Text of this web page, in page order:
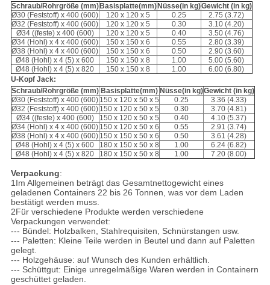
Schraub/Rohrgröße (mm) Basisplatte(mm) Nüsse(in kg)Gewicht (in kg)
Ø30 (Feststoff) x 400 (600)
120 x 120 x 5 0.25
2.75 (3.72)
Ø32 (Feststoff) x 400 (600)
120 x 120 x 5 0.30
3.10 (4.20)
Ø34 ((feste) x 400 (600)
120 x 120 x 5 0.40
3.50 (4.76)
Ø34 (Hohl) x 4 x 400 (600)
150 x 150 x 6 0.55
2.80 (3.39)
Ø38 (Hohl) x 4 x 400 (600)
150 x 150 x 6 0.50
2.90 (3.60)
Ø48 (Hohl) x 4 (5) x 600
150 x 150 x 8 1.00
5.00 (5.60)
Ø48 (Hohl) x 4 (5) x 820
150 x 150 x 8 1.00
6.00 (6.80)
U-Kopf Jack:
Schraub/Rohrgröße (mm) Basisplatte(mm) Nüsse(in kg)Gewicht (in kg)
Ø30 (Feststoff) x 400 (600) 150 x 120 x 50 x 5 0.25
3.36 (4.33)
Ø32 (Feststoff) x 400 (600) 150 x 120 x 50 x 5 0.30
3.70 (4.81)
Ø34 ((feste) x 400 (600)
150 x 120 x 50 x 5 0.40
4.10 (5.37)
Ø34 (Hohl) x 4 x 400 (600) 150 x 120 x 50 x 6 0.55
2.91 (3.74)
Ø38 (Hohl) x 4 x 400 (600) 150 x 150 x 50 x 6 0.50
3.61 (4.28)
Ø48 (Hohl) x 4 (5) x 600
180 x 150 x 50 x 8 1.00
6.24 (6.82)
Ø48 (Hohl) x 4 (5) x 820
180 x 150 x 50 x 8 1.00 7.20 (8.00)
Verpackung:
1Im Allgemeinen beträgt das Gesamtnettogewicht eines
geladenen Containers 22 bis 26 Tonnen, was vor dem Laden
bestätigt werden muss.
2Für verschiedene Produkte werden verschiedene
Verpackungen verwendet:
--- Bündel: Holzbalken, Stahlrequisiten, Schnürstangen usw.
--- Paletten: Kleine Teile werden in Beutel und dann auf Paletten
gelegt.
--- Holzgehäuse: auf Wunsch des Kunden erhältlich.
--- Schüttgut: Einige unregelmäßige Waren werden in Containern
geschüttet geladen.